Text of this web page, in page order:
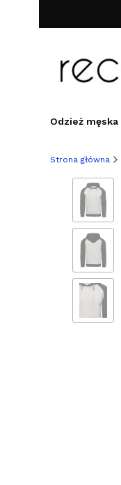
Odzież męska
Strona główna